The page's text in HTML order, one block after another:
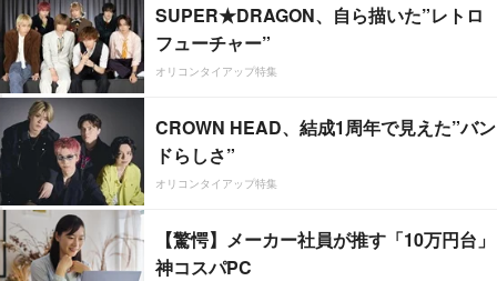
SUPER★DRAGON、自ら描いた”レトロ
フューチャー”
オリコンタイアップ特集
CROWN HEAD、結成1周年で見えた”バン
ドらしさ”
オリコンタイアップ特集
【驚愕】メーカー社員が推す「10万円台」
神コスパPC